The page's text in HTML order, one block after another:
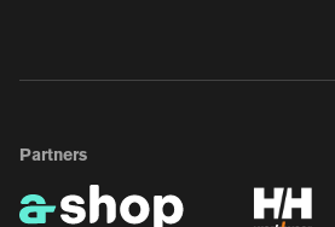
Partners